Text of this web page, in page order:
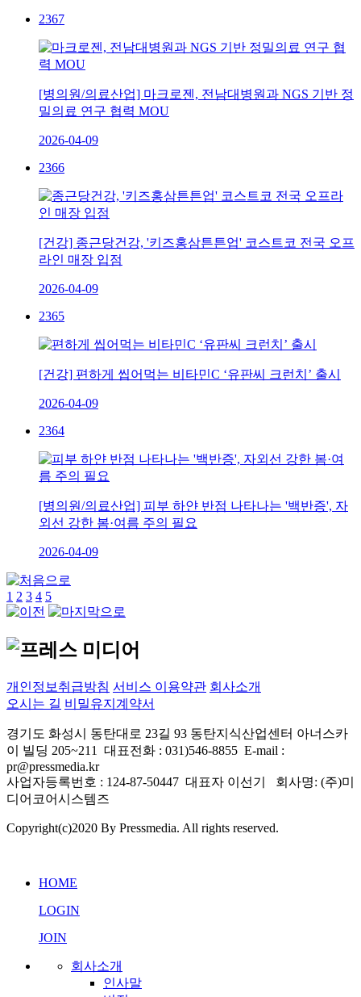
2367
[병의원/의료산업] 마크로젠, 전남대병원과 NGS 기반 정
밀의료 연구 협력 MOU
2026-04-09
2366
[건강] 종근당건강, '키즈홍삼튼튼업' 코스트코 전국 오프
라인 매장 입점
2026-04-09
2365
[건강] 편하게 씹어먹는 비타민C ‘유판씨 크런치’ 출시
2026-04-09
2364
[병의원/의료산업] 피부 하얀 반점 나타나는 '백반증', 자
외선 강한 봄·여름 주의 필요
2026-04-09
1 2 3 4 5
개인정보취급방침 서비스 이용약관 회사소개
오시는 길 비밀유지계약서
경기도 화성시 동탄대로 23길 93 동탄지식산업센터 아너스카
이 빌딩 205~211 대표전화 : 031)546-8855 E-mail :
pr@pressmedia.kr
사업자등록번호 : 124-87-50447 대표자 이선기 회사명: (주)미
디어코어시스템즈
Copyright(c)2020 By Pressmedia. All rights reserved.
프레스미디어 AI 상담
HOME
LOGIN
JOIN
회사소개
인사말